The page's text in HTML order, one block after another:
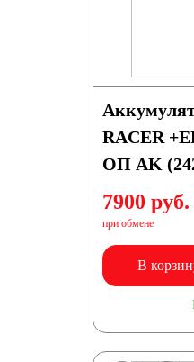
Садовые трактора, райдеры
Мотобуксировщики
5 А/ч
18
RACER
ОП AK
7900 руб.
при обмене
В